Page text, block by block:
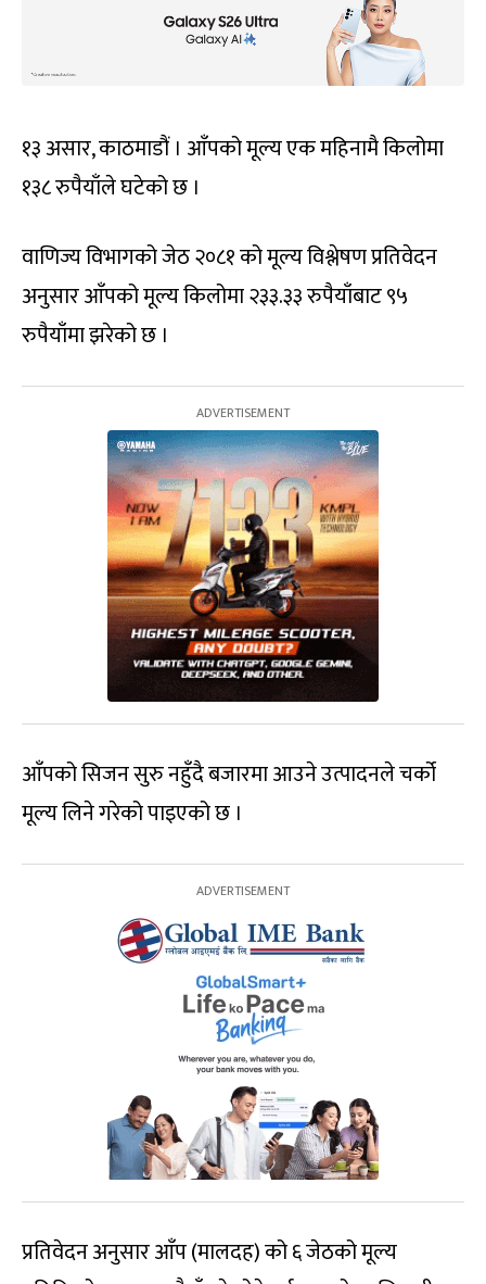
१३ असार, काठमाडौं । आँपको मूल्य एक महिनामै किलोमा
१३८ रुपैयाँले घटेको छ ।
वाणिज्य विभागको जेठ २०८१ को मूल्य विश्लेषण प्रतिवेदन
अनुसार आँपको मूल्य किलोमा २३३.३३ रुपैयाँबाट ९५
रुपैयाँमा झरेको छ ।
आँपको सिजन सुरु नहुँदै बजारमा आउने उत्पादनले चर्को
मूल्य लिने गरेको पाइएको छ ।
प्रतिवेदन अनुसार आँप (मालदह) को ६ जेठको मूल्य